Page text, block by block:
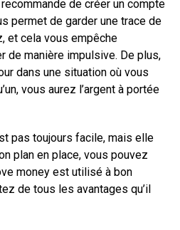
recommande de créer un compte
permet de garder une trace de
et cela vous empêche
de manière impulsive. De plus,
dans une situation où vous
vous aurez l’argent à portée
pas toujours facile, mais elle
plan en place, vous pouvez
money est utilisé à bon
de tous les avantages qu’il